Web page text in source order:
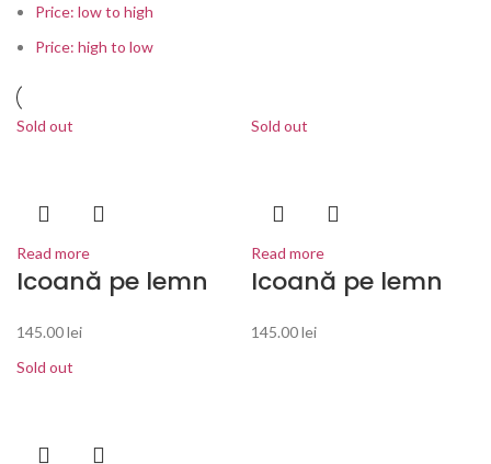
Price: low to high
Price: high to low
Sold out
Read more
Icoană pe lemn
145.00lei
Sold out
Read more
Icoană pe lemn
145.00lei
Sold out